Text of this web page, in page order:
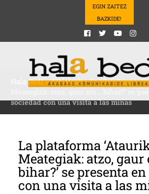
EGIN ZAITEZ
BAZKIDE!
Hala Bedi>Albisteak>La plataforma
sociedad con una visita a las minas
La plataforma
Meategiak: atzo, gaur
bihar?’ se presenta
con una visita a las